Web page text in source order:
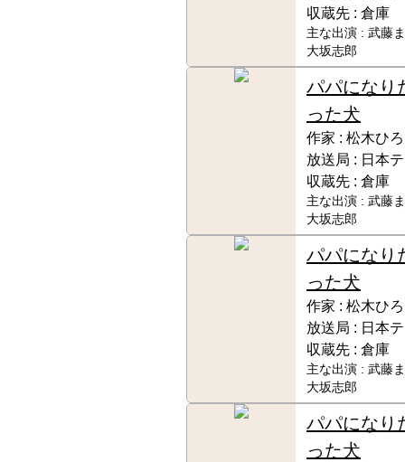
収蔵先 : 倉庫
主な出演 : 武藤
大坂志郎
パパになり
った犬
作家 : 松木ひ
放送局 : 日本
収蔵先 : 倉庫
主な出演 : 武藤
大坂志郎
パパになり
った犬
作家 : 松木ひ
放送局 : 日本
収蔵先 : 倉庫
主な出演 : 武藤
大坂志郎
パパになり
った犬